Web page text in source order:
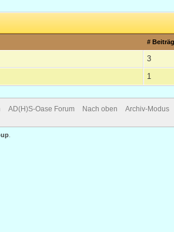
#
3
1
AD(H)S-Oase Forum Nach oben Archiv-Modus
.